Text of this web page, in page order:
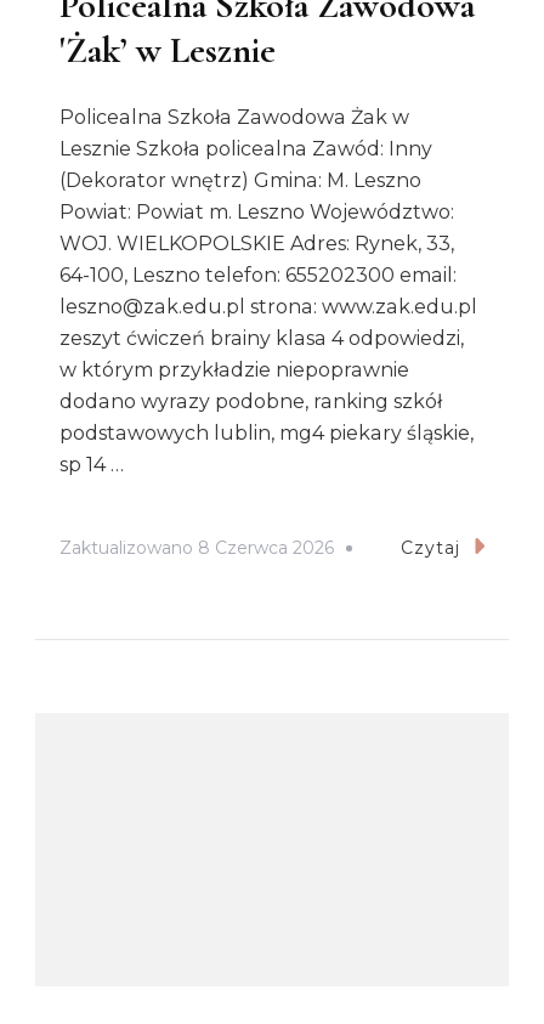
'Żak’ w Lesznie
Policealna Szkoła Zawodowa Żak w
Lesznie Szkoła policealna Zawód: Inny
(Dekorator wnętrz) Gmina: M. Leszno
Powiat: Powiat m. Leszno Województwo:
WOJ. WIELKOPOLSKIE Adres: Rynek, 33,
64-100, Leszno telefon: 655202300 email:
leszno@zak.edu.pl strona: www.zak.edu.pl
zeszyt ćwiczeń brainy klasa 4 odpowiedzi,
w którym przykładzie niepoprawnie
dodano wyrazy podobne, ranking szkół
podstawowych lublin, mg4 piekary śląskie,
sp 14 …
Zaktualizowano 8 Czerwca 2026 Czytaj